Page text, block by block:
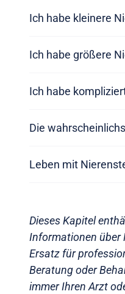
Ich habe kleinere
Ich habe größere
Ich habe
Die
Leben mit
Dieses Kapitel
Informationen über
Ersatz für
Beratung oder
immer Ihren Arzt